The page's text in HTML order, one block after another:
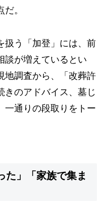
。
う「加登」には、前
談が増えているとい
地調査から、「改葬許
きのアドバイス、墓じ
一通りの段取りをトー
た」「家族で集ま